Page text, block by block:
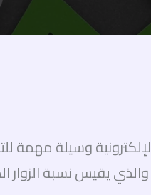
وسيلة
والذي يقيس نسبة الزوار